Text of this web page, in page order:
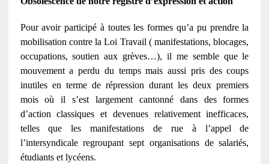
Pour avoir participé à toutes les formes qu’a pu prendre la
mobilisation contre la Loi Travail ( manifestations, blocages,
occupations, soutien aux grèves…), il me semble que le
mouvement a perdu du temps mais aussi pris des coups
inutiles en terme de répression durant les deux premiers
mois où il s’est largement cantonné dans des formes
d’action classiques et devenues relativement inefficaces,
telles que les manifestations de rue à l’appel de
l’intersyndicale regroupant sept organisations de salariés,
étudiants et lycéens.